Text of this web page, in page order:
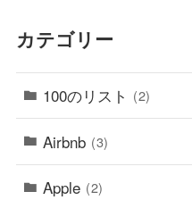
カテゴリー
100のリスト (2)
Airbnb (3)
Apple (2)